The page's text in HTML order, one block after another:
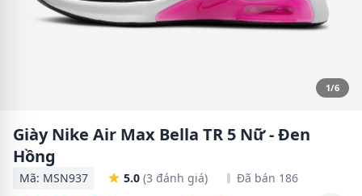
1/6
Giày Nike Air Max Bella TR 5 Nữ - Đen
Hồng
Mã: MSN937 5.0 (3 đánh giá) Đã bán 186